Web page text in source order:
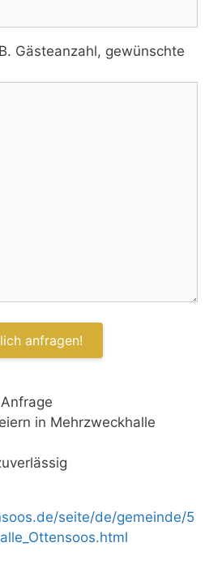
Gästeanzahl, gewünschte
in Mehrzweckhalle
seite/de/gemeinde/5